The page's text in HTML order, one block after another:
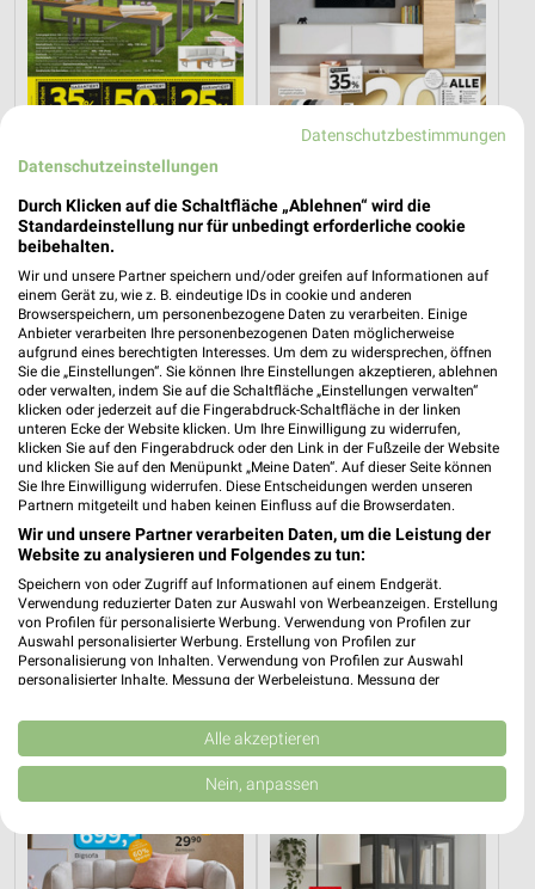
49,2 km
Gartenmöbel-Abverkauf
Gültig bis Fr. 28.08. Gültig bis Fr. 14.08.
XXXLutz
49,2 km
Musterring
Gültig bis Fr. 14.08.
XXXLutz
Angebote ab 08.08.
Gültig bis Fr. 21.08.
XXXLutz
Datenschutzbestimmungen
Datenschutzeinstellungen
Durch Klicken auf die Schaltfläche „Ablehnen“ wird die
Standardeinstellung nur für unbedingt erforderliche cookie
beibehalten.
Wir und unsere Partner speichern und/oder greifen auf Informationen auf
einem Gerät zu, wie z. B. eindeutige IDs in cookie und anderen
Browserspeichern, um personenbezogene Daten zu verarbeiten. Einige
Anbieter verarbeiten Ihre personenbezogenen Daten möglicherweise
aufgrund eines berechtigten Interesses. Um dem zu widersprechen, öffnen
Sie die „Einstellungen“. Sie können Ihre Einstellungen akzeptieren, ablehnen
oder verwalten, indem Sie auf die Schaltfläche „Einstellungen verwalten“
klicken oder jederzeit auf die Fingerabdruck-Schaltfläche in der linken
unteren Ecke der Website klicken. Um Ihre Einwilligung zu widerrufen,
klicken Sie auf den Fingerabdruck oder den Link in der Fußzeile der Website
und klicken Sie auf den Menüpunkt „Meine Daten“. Auf dieser Seite können
Sie Ihre Einwilligung widerrufen. Diese Entscheidungen werden unseren
Partnern mitgeteilt und haben keinen Einfluss auf die Browserdaten.
Wir und unsere Partner verarbeiten Daten, um die Leistung der
Website zu analysieren und Folgendes zu tun:
Speichern von oder Zugriff auf Informationen auf einem Endgerät.
Verwendung reduzierter Daten zur Auswahl von Werbeanzeigen. Erstellung
von Profilen für personalisierte Werbung. Verwendung von Profilen zur
Auswahl personalisierter Werbung. Erstellung von Profilen zur
Personalisierung von Inhalten. Verwendung von Profilen zur Auswahl
personalisierter Inhalte. Messung der Werbeleistung. Messung der
Kombinationen von Daten aus verschiedenen Quellen. Entwicklung und
Verbesserung der Angebote. Verwendung reduzierter Daten zur Auswahl
von Inhalten.
Daten können außerhalb der Europäischen Union weitergegeben und in die
Website/App.
Partnerliste anzeigen (1 IAB-Anbieter)
Alle akzeptieren
Nein, anpassen